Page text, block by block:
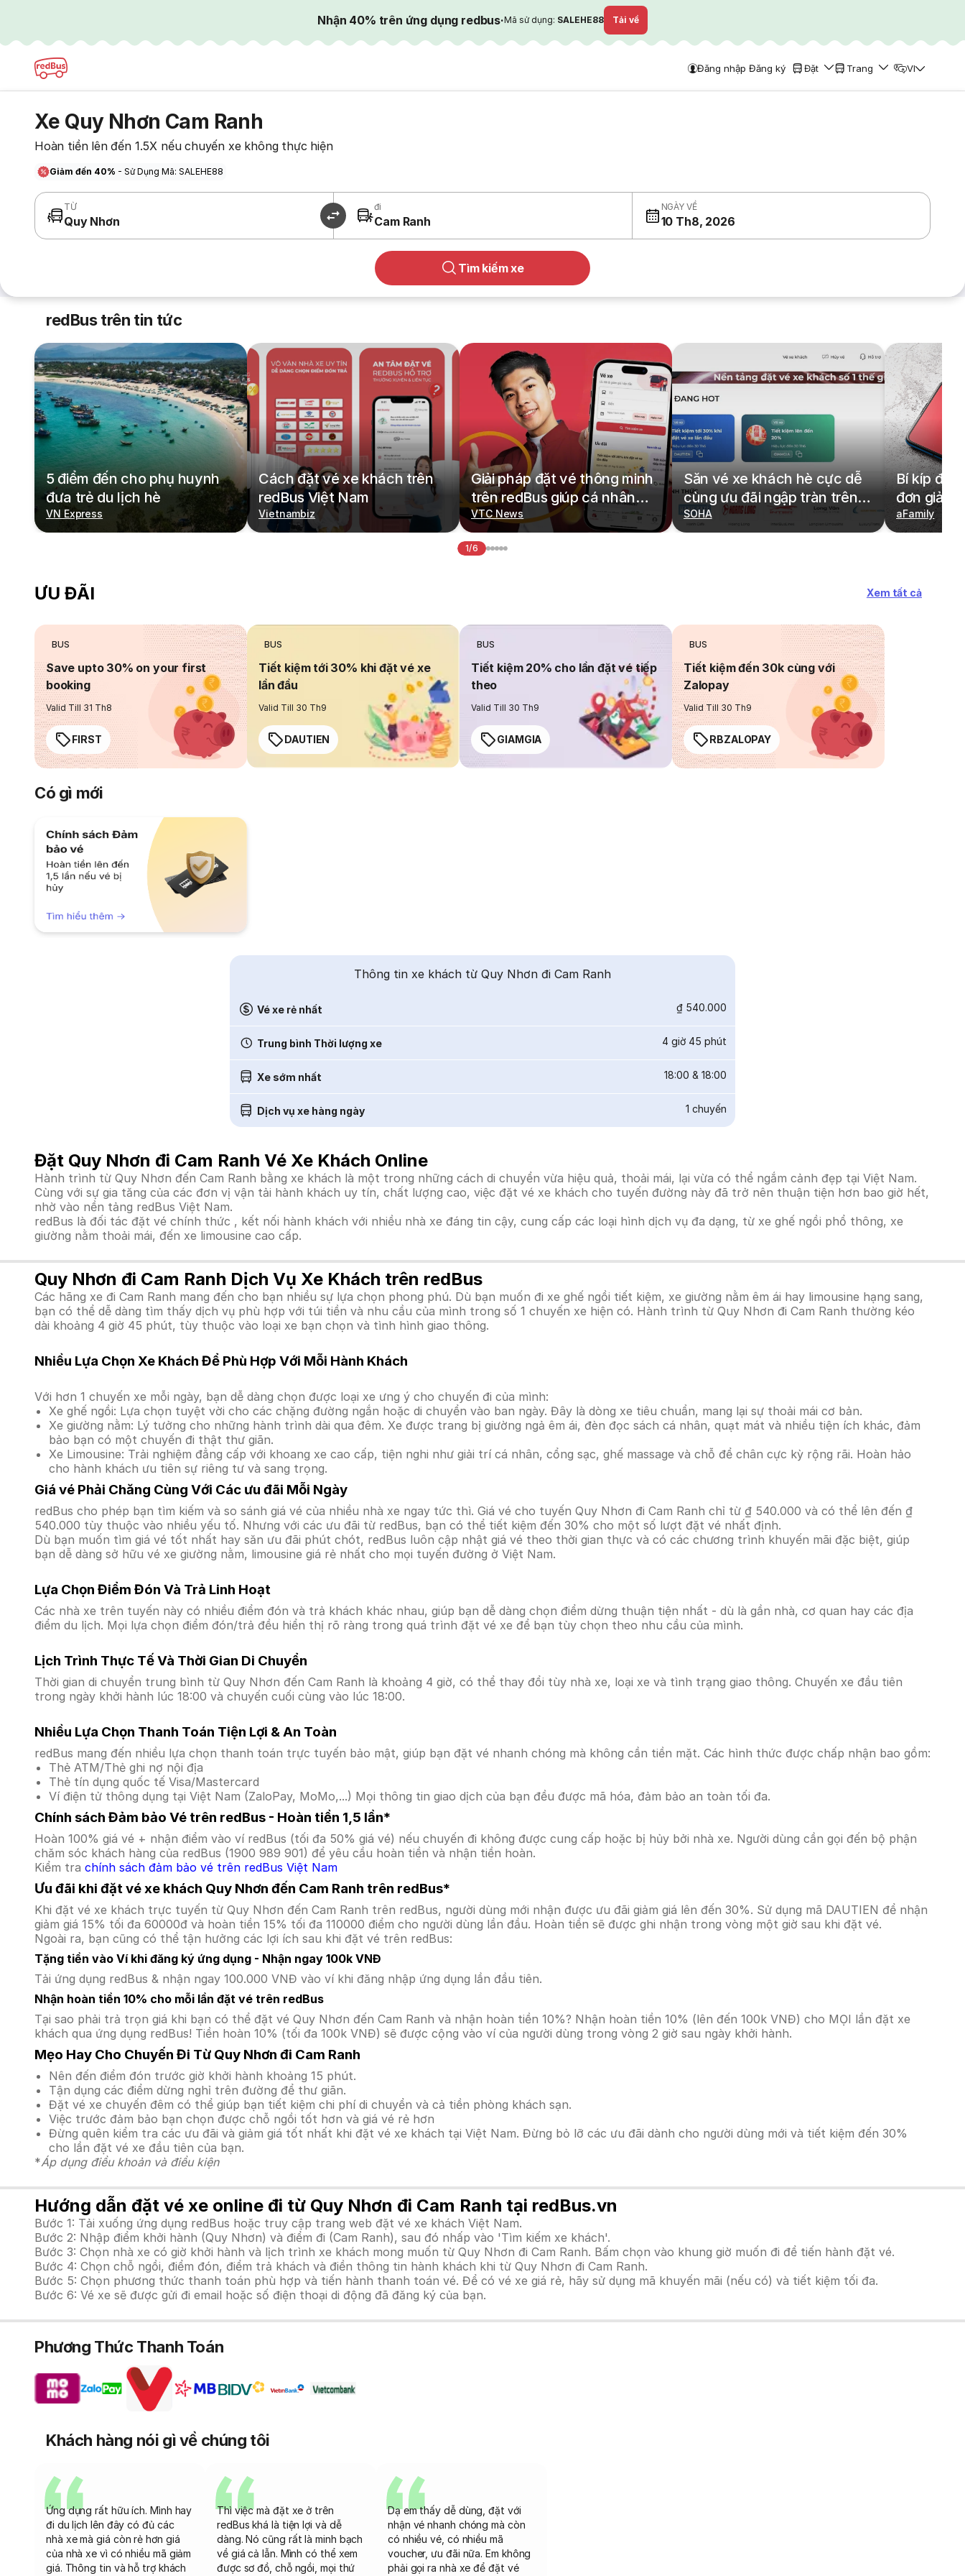
Nhận 40% trên ứng dụng redbus·Mã sử dụng: SALEHE88 Tải về
Đăng nhập Đăng ký Đặt Trang VI
Xe Quy Nhơn Cam Ranh
Hoàn tiền lên đến 1.5X nếu chuyến xe không thực hiện
Giảm đến 40% - Sử Dụng Mã: SALEHE88
TỪ
Quy Nhơn
đi
Cam Ranh
NGÀY VỀ
10 Th8, 2026
Tìm kiếm xe
redBus trên tin tức
5 điểm đến cho phụ huynh
đưa trẻ du lịch hè
VN Express
Cách đặt vé xe khách trên
redBus Việt Nam
Vietnambiz
Giải pháp đặt vé thông minh
trên redBus giúp cá nhân
hoá hành trình di chuyển
VTC News
Săn vé xe khách hè cực dễ
cùng ưu đãi ngập tràn trên
redBus
SOHA
Bí kíp đặt
đơn giản,
cả gia
aFamily
1/6
ƯU ĐÃI Xem tất cả
BUS
Save upto 30% on your first
booking
Valid Till 31 Th8
FIRST
BUS
Tiết kiệm tới 30% khi đặt vé xe
lần đầu
Valid Till 30 Th9
DAUTIEN
BUS
Tiết kiệm 20% cho lần đặt vé tiếp
theo
Valid Till 30 Th9
GIAMGIA
BUS
Tiết kiệm đến 30k cùng với
Zalopay
Valid Till 30 Th9
RBZALOPAY
Có gì mới
Thông tin xe khách từ Quy Nhơn đi Cam Ranh
Vé xe rẻ nhất ₫ 540.000
Trung bình Thời lượng xe 4 giờ 45 phút
Xe sớm nhất 18:00 & 18:00
Dịch vụ xe hàng ngày 1 chuyến
Đặt Quy Nhơn đi Cam Ranh Vé Xe Khách Online
Hành trình từ Quy Nhơn đến Cam Ranh bằng xe khách là một trong những cách di chuyển vừa hiệu quả, thoải mái, lại vừa có thể ngắm cảnh đẹp tại Việt Nam.
Cùng với sự gia tăng của các đơn vị vận tải hành khách uy tín, chất lượng cao, việc đặt vé xe khách cho tuyến đường này đã trở nên thuận tiện hơn bao giờ hết,
nhờ vào nền tảng redBus Việt Nam.
redBus là đối tác đặt vé chính thức , kết nối hành khách với nhiều nhà xe đáng tin cậy, cung cấp các loại hình dịch vụ đa dạng, từ xe ghế ngồi phổ thông, xe
giường nằm thoải mái, đến xe limousine cao cấp.
Quy Nhơn đi Cam Ranh Dịch Vụ Xe Khách trên redBus
Các hãng xe đi Cam Ranh mang đến cho bạn nhiều sự lựa chọn phong phú. Dù bạn muốn đi xe ghế ngồi tiết kiệm, xe giường nằm êm ái hay limousine hạng sang,
bạn có thể dễ dàng tìm thấy dịch vụ phù hợp với túi tiền và nhu cầu của mình trong số 1 chuyến xe hiện có. Hành trình từ Quy Nhơn đi Cam Ranh thường kéo
dài khoảng 4 giờ 45 phút, tùy thuộc vào loại xe bạn chọn và tình hình giao thông.
Nhiều Lựa Chọn Xe Khách Để Phù Hợp Với Mỗi Hành Khách
Với hơn 1 chuyến xe mỗi ngày, bạn dễ dàng chọn được loại xe ưng ý cho chuyến đi của mình:
Xe ghế ngồi: Lựa chọn tuyệt vời cho các chặng đường ngắn hoặc di chuyển vào ban ngày. Đây là dòng xe tiêu chuẩn, mang lại sự thoải mái cơ bản.
Xe giường nằm: Lý tưởng cho những hành trình dài qua đêm. Xe được trang bị giường ngả êm ái, đèn đọc sách cá nhân, quạt mát và nhiều tiện ích khác, đảm
bảo bạn có một chuyến đi thật thư giãn.
Xe Limousine: Trải nghiệm đẳng cấp với khoang xe cao cấp, tiện nghi như giải trí cá nhân, cổng sạc, ghế massage và chỗ để chân cực kỳ rộng rãi. Hoàn hảo
cho hành khách ưu tiên sự riêng tư và sang trọng.
Giá vé Phải Chăng Cùng Với Các ưu đãi Mỗi Ngày
redBus cho phép bạn tìm kiếm và so sánh giá vé của nhiều nhà xe ngay tức thì. Giá vé cho tuyến Quy Nhơn đi Cam Ranh chỉ từ ₫ 540.000 và có thể lên đến ₫
540.000 tùy thuộc vào nhiều yếu tố. Nhưng với các ưu đãi từ redBus, bạn có thể tiết kiệm đến 30% cho một số lượt đặt vé nhất định.
Dù bạn muốn tìm giá vé tốt nhất hay săn ưu đãi phút chót, redBus luôn cập nhật giá vé theo thời gian thực và có các chương trình khuyến mãi đặc biệt, giúp
bạn dễ dàng sở hữu vé xe giường nằm, limousine giá rẻ nhất cho mọi tuyến đường ở Việt Nam.
Lựa Chọn Điểm Đón Và Trả Linh Hoạt
Các nhà xe trên tuyến này có nhiều điểm đón và trả khách khác nhau, giúp bạn dễ dàng chọn điểm dừng thuận tiện nhất - dù là gần nhà, cơ quan hay các địa
điểm du lịch. Mọi lựa chọn điểm đón/trả đều hiển thị rõ ràng trong quá trình đặt vé xe để bạn tùy chọn theo nhu cầu của mình.
Lịch Trình Thực Tế Và Thời Gian Di Chuyển
Thời gian di chuyển trung bình từ Quy Nhơn đến Cam Ranh là khoảng 4 giờ, có thể thay đổi tùy nhà xe, loại xe và tình trạng giao thông. Chuyến xe đầu tiên
trong ngày khởi hành lúc 18:00 và chuyến cuối cùng vào lúc 18:00.
Nhiều Lựa Chọn Thanh Toán Tiện Lợi & An Toàn
redBus mang đến nhiều lựa chọn thanh toán trực tuyến bảo mật, giúp bạn đặt vé nhanh chóng mà không cần tiền mặt. Các hình thức được chấp nhận bao gồm:
Thẻ ATM/Thẻ ghi nợ nội địa
Thẻ tín dụng quốc tế Visa/Mastercard
Ví điện tử thông dụng tại Việt Nam (ZaloPay, MoMo,...) Mọi thông tin giao dịch của bạn đều được mã hóa, đảm bảo an toàn tối đa.
Chính sách Đảm bảo Vé trên redBus - Hoàn tiền 1,5 lần*
Hoàn 100% giá vé + nhận điểm vào ví redBus (tối đa 50% giá vé) nếu chuyến đi không được cung cấp hoặc bị hủy bởi nhà xe. Người dùng cần gọi đến bộ phận
chăm sóc khách hàng của redBus (1900 989 901) để yêu cầu hoàn tiền và nhận tiền hoàn.
Kiểm tra chính sách đảm bảo vé trên redBus Việt Nam
Ưu đãi khi đặt vé xe khách Quy Nhơn đến Cam Ranh trên redBus*
Khi đặt vé xe khách trực tuyến từ Quy Nhơn đến Cam Ranh trên redBus, người dùng mới nhận được ưu đãi giảm giá lên đến 30%. Sử dụng mã DAUTIEN để nhận
giảm giá 15% tối đa 60000đ và hoàn tiền 15% tối đa 110000 điểm cho người dùng lần đầu. Hoàn tiền sẽ được ghi nhận trong vòng một giờ sau khi đặt vé.
Ngoài ra, bạn cũng có thể tận hưởng các lợi ích sau khi đặt vé trên redBus:
Tặng tiền vào Ví khi đăng ký ứng dụng - Nhận ngay 100k VNĐ
Tải ứng dụng redBus & nhận ngay 100.000 VNĐ vào ví khi đăng nhập ứng dụng lần đầu tiên.
Nhận hoàn tiền 10% cho mỗi lần đặt vé trên redBus
Tại sao phải trả trọn giá khi bạn có thể đặt vé Quy Nhơn đến Cam Ranh và nhận hoàn tiền 10%? Nhận hoàn tiền 10% (lên đến 100k VNĐ) cho MỌI lần đặt xe
khách qua ứng dụng redBus! Tiền hoàn 10% (tối đa 100k VNĐ) sẽ được cộng vào ví của người dùng trong vòng 2 giờ sau ngày khởi hành.
Mẹo Hay Cho Chuyến Đi Từ Quy Nhơn đi Cam Ranh
Nên đến điểm đón trước giờ khởi hành khoảng 15 phút.
Tận dụng các điểm dừng nghỉ trên đường để thư giãn.
Đặt vé xe chuyến đêm có thể giúp bạn tiết kiệm chi phí di chuyển và cả tiền phòng khách sạn.
Việc trước đảm bảo bạn chọn được chỗ ngồi tốt hơn và giá vé rẻ hơn
Đừng quên kiểm tra các ưu đãi và giảm giá tốt nhất khi đặt vé xe khách tại Việt Nam. Đừng bỏ lỡ các ưu đãi dành cho người dùng mới và tiết kiệm đến 30%
cho lần đặt vé xe đầu tiên của bạn.
*Áp dụng điều khoản và điều kiện
Hướng dẫn đặt vé xe online đi từ Quy Nhơn đi Cam Ranh tại redBus.vn
Bước 1: Tải xuống ứng dụng redBus hoặc truy cập trang web đặt vé xe khách Việt Nam.
Bước 2: Nhập điểm khởi hành (Quy Nhơn) và điểm đi (Cam Ranh), sau đó nhấp vào 'Tìm kiếm xe khách'.
Bước 3: Chọn nhà xe có giờ khởi hành và lịch trình xe khách mong muốn từ Quy Nhơn đi Cam Ranh. Bấm chọn vào khung giờ muốn đi để tiến hành đặt vé.
Bước 4: Chọn chỗ ngồi, điểm đón, điểm trả khách và điền thông tin hành khách khi từ Quy Nhơn đi Cam Ranh.
Bước 5: Chọn phương thức thanh toán phù hợp và tiến hành thanh toán vé. Để có vé xe giá rẻ, hãy sử dụng mã khuyến mãi (nếu có) và tiết kiệm tối đa.
Bước 6: Vé xe sẽ được gửi đi email hoặc số điện thoại di động đã đăng ký của bạn.
Phương Thức Thanh Toán
Khách hàng nói gì về chúng tôi
Ứng dụng rất hữu ích. Mình hay
đi du lịch lên đây có đủ các
nhà xe mà giá còn rẻ hơn giá
của nhà xe vì có nhiều mã giảm
giá. Thông tin và hỗ trợ khách
Thì việc mà đặt xe ở trên
redBus khá là tiện lợi và dễ
dàng. Nó cũng rất là minh bạch
về giá cả lẫn. Mình có thể xem
được sơ đồ, chỗ ngồi, mọi thứ
Dạ em thấy dễ dùng, đặt với
nhận vé nhanh chóng mà còn
có nhiều vé, có nhiều mã
voucher, ưu đãi nữa. Em không
phải gọi ra nhà xe để đặt vé